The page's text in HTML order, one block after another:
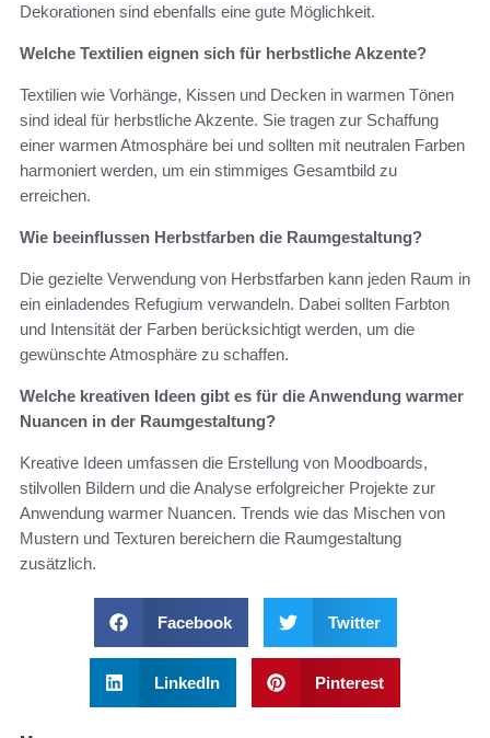
Dekorationen sind ebenfalls eine gute Möglichkeit.
Welche Textilien eignen sich für herbstliche Akzente?
Textilien wie Vorhänge, Kissen und Decken in warmen Tönen
sind ideal für herbstliche Akzente. Sie tragen zur Schaffung
einer warmen Atmosphäre bei und sollten mit neutralen Farben
harmoniert werden, um ein stimmiges Gesamtbild zu
erreichen.
Wie beeinflussen Herbstfarben die Raumgestaltung?
Die gezielte Verwendung von Herbstfarben kann jeden Raum in
ein einladendes Refugium verwandeln. Dabei sollten Farbton
und Intensität der Farben berücksichtigt werden, um die
gewünschte Atmosphäre zu schaffen.
Welche kreativen Ideen gibt es für die Anwendung warmer
Nuancen in der Raumgestaltung?
Kreative Ideen umfassen die Erstellung von Moodboards,
stilvollen Bildern und die Analyse erfolgreicher Projekte zur
Anwendung warmer Nuancen. Trends wie das Mischen von
Mustern und Texturen bereichern die Raumgestaltung
zusätzlich.
Facebook Twitter
LinkedIn Pinterest